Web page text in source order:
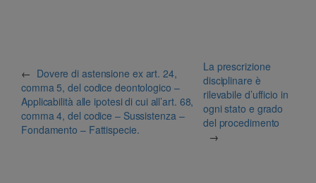
← Dovere di astensione ex art. 24,
comma 5, del codice deontologico –
Applicabilità alle ipotesi di cui all’art. 68,
comma 4, del codice – Sussistenza –
Fondamento – Fattispecie.
La prescrizione
disciplinare è
rilevabile d’ufficio in
ogni stato e grado
del procedimento
→